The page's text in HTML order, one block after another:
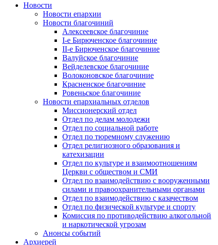
Новости
Новости епархии
Новости благочиний
Алексеевское благочиние
I-е Бирюченское благочиние
II-е Бирюченское благочиние
Валуйское благочиние
Вейделевское благочиние
Волоконовское благочиние
Красненское благочиние
Ровеньское благочиние
Новости епархиальных отделов
Миссионерский отдел
Отдел по делам молодежи
Отдел по социальной работе
Отдел по тюремному служению
Отдел религиозного образования и
катехизации
Отдел по культуре и взаимоотношениям
Церкви с обществом и СМИ
Отдел по взаимодействию с вооруженными
силами и правоохранительными органами
Отдел по взаимодействию с казачеством
Отдел по физической культуре и спорту
Комиссия по противодействию алкогольной
и наркотической угрозам
Анонсы событий
Архиерей